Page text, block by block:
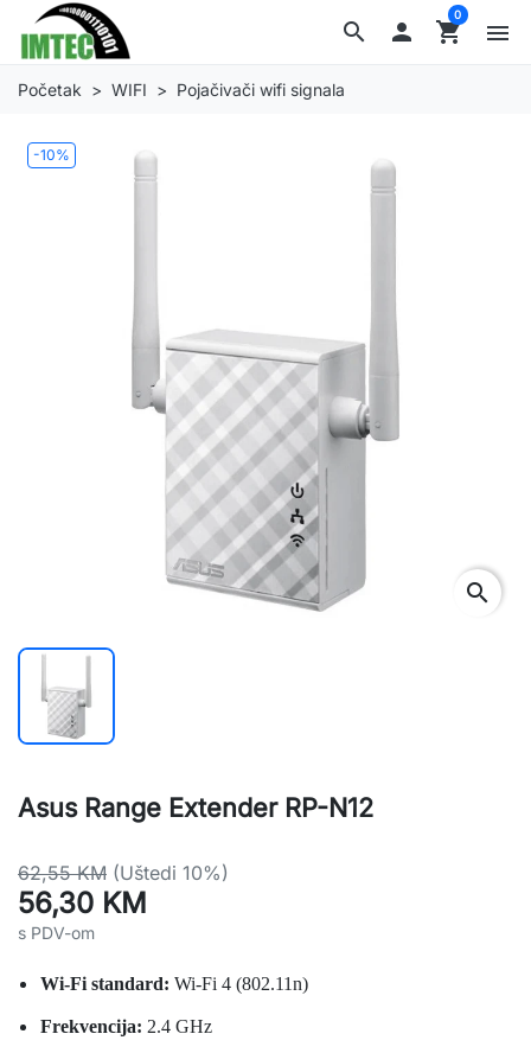
search  shopping_cart
0
menu
Početak WIFI Pojačivači wifi signala
-10%
search
Asus Range Extender RP-N12
62,55 KM (Uštedi 10%)
56,30 KM
s PDV-om
Wi-Fi standard: Wi-Fi 4 (802.11n)
Frekvencija: 2.4 GHz